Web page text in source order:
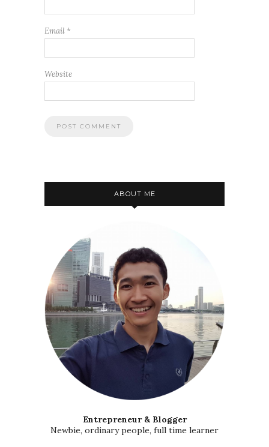
Email *
Website
ABOUT ME
Entrepreneur & Blogger
Newbie, ordinary people, full time learner